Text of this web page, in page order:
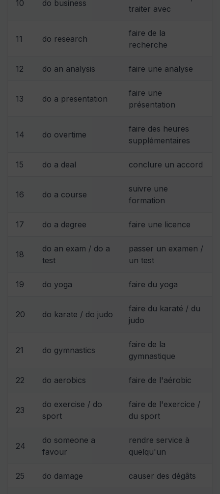
10 do business
traiter avec
11 do research
faire de la
recherche
12 do an analysis faire une analyse
13 do a presentation
faire une
présentation
14 do overtime
faire des heures
supplémentaires
15 do a deal conclure un accord
16 do a course
suivre une
formation
17 do a degree faire une licence
18
do an exam / do a
test
passer un examen /
un test
19 do yoga faire du yoga
20 do karate / do judo
faire du karaté / du
judo
21 do gymnastics
faire de la
gymnastique
22 do aerobics faire de l'aérobic
23
do exercise / do
sport
faire de l'exercice /
du sport
24
do someone a
favour
rendre service à
quelqu'un
25 do damage causer des dégâts